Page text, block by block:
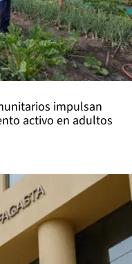
impulsan
activo en adultos